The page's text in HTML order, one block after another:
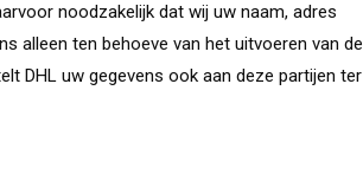
noodzakelijk dat wij uw naam, adres
alleen ten behoeve van het uitvoeren van de
DHL uw gegevens ook aan deze partijen ter